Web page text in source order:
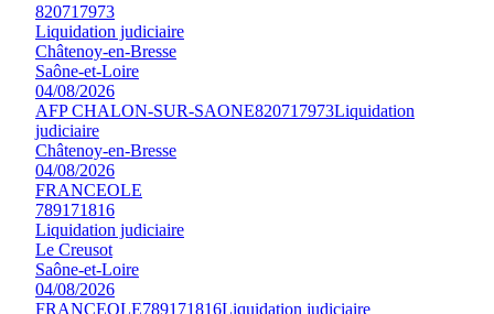
820717973
Liquidation judiciaire
Châtenoy-en-Bresse
Saône-et-Loire
04/08/2026
AFP CHALON-SUR-SAONE820717973Liquidation
judiciaire
Châtenoy-en-Bresse
04/08/2026
FRANCEOLE
789171816
Liquidation judiciaire
Le Creusot
Saône-et-Loire
04/08/2026
FRANCEOLE789171816Liquidation judiciaire